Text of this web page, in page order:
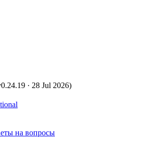
· 28 Jul 2026)
на вопросы